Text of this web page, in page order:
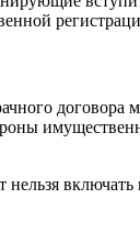
договора
нельзя